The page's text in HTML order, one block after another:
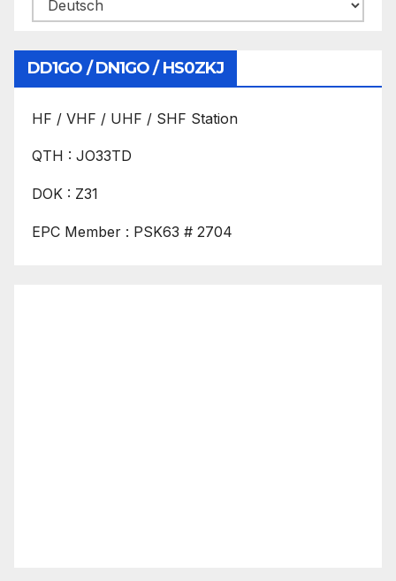
DD1GO / DN1GO / HS0ZKJ
HF / VHF / UHF / SHF Station
QTH : JO33TD
DOK : Z31
EPC Member : PSK63 # 2704